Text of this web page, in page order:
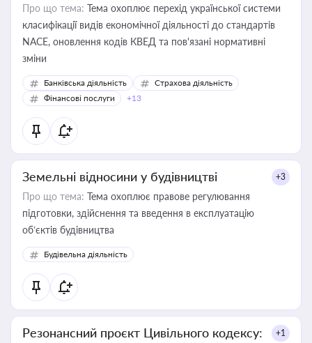
Про що тема: Тема охоплює перехід української системи
класифікації видів економічної діяльності до стандартів
NACE, оновлення кодів КВЕД та пов'язані нормативні
зміни
Банківська діяльність
Страхова діяльність
Фінансові послуги
+13
Земельні відносини у будівництві +3
Про що тема: Тема охоплює правове регулювання
підготовки, здійснення та введення в експлуатацію
об’єктів будівництва
Будівельна діяльність
Резонансний проєкт Цивільного кодексу:
+1